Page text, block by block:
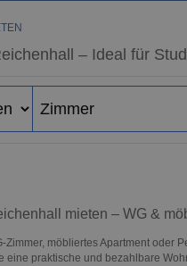
– Ideal für
mieten – WG &
möbliertes Apartment oder
eine praktische und bezahlbare